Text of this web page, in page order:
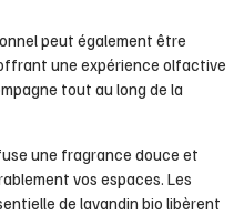
peut également être
une expérience olfactive
tout au long de la
une fragrance douce et
vos espaces. Les
de lavandin bio libèrent